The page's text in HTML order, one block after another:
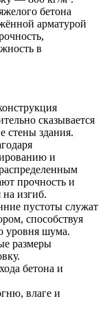
бетона
арматурой
в
сказывается
стены здания.
и
прочность и
на изгиб.
пустоты служат
способствуя
уровня шума.
размеры
бетона и
влаге и